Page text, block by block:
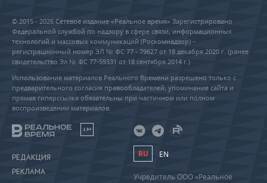
© 2015 - 2026 Сетевое издание «Реальное время» Зарегистрировано
Федеральной службой по надзору в сфере связи, информационных
технологий и массовых коммуникаций (Роскомнадзор) –
регистрационный номер ЭЛ № ФС 77 - 79627 от 18 декабря 2020 г. (ранее
свидетельство Эл № ФС 77-59331 от 18 сентября 2014 г.)
Использование материалов Реального Времени разрешено только с
предварительного согласия правообладателей, упоминание сайта и
прямая гиперссылка обязательны при частичном или полном
воспроизведении материалов.
18+
РЕДАКЦИЯ
РЕКЛАМА
RU EN
Учредитель ООО «Реальное